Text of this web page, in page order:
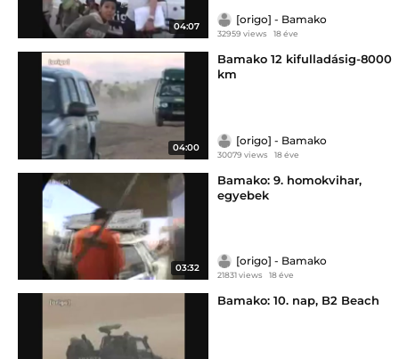
04:07
[origo] - Bamako
32959 views 18 éve
04:00
Bamako 12 kifulladásig-8000
km
[origo] - Bamako
30079 views 18 éve
03:32
Bamako: 9. homokvihar,
egyebek
[origo] - Bamako
21831 views 18 éve
Bamako: 10. nap, B2 Beach